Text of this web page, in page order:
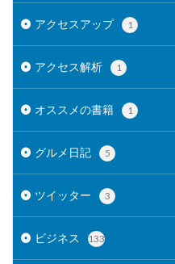
アクセスアップ 1
アクセス解析 1
オススメの書籍 1
グルメ日記 5
ツイッター 3
ビジネス 133